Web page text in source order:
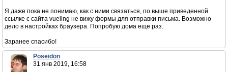
Я даже пока не понимаю, как с ними связаться, по выше приведенной
ссылке с сайта vueling не вижу формы для отправки письма. Возможно
дело в настройках браузера. Попробую дома еще раз.
Заранее спасибо!
Poseidon
31 янв 2019, 16:58